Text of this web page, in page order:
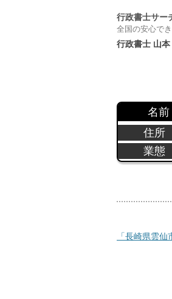
行政書士サー
全国の安心で
行政書士 山
名前
住所
業態
「長崎県雲